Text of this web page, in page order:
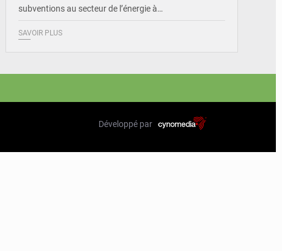
subventions au secteur de l’énergie à…
SAVOIR PLUS
Développé par